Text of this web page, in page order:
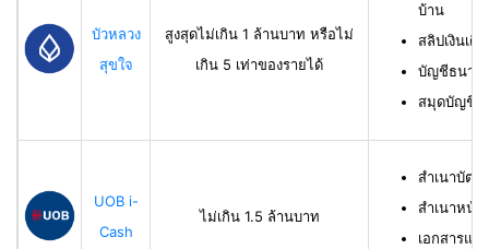
บัวหลวง
สุขใจ
สูงสุดไม่เกิน 1 ล้านบาท หรือไม่
เกิน 5 เท่าของรายได้
บ้าน
สลิปเงินเดื
บัญชีธนาคา
สมุดบัญชีธ
UOB i-
Cash
ไม่เกิน 1.5 ล้านบาท
สำเนาบัตร
สำเนาหน้
เอกสารแส